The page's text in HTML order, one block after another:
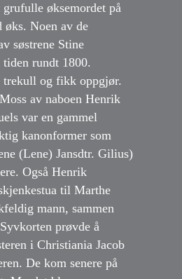
øksemordet på
øks. Noen av de
søstrene Stine
rundt 1800.
trekull og fikk oppgjør.
av naboen Henrik
var en gammel
kanonformer som
(Lene) Jansdtr. Gilius)
Også Henrik
til Marthe
mann, sammen
prøvde å
i Christiania Jacob
De kom senere på